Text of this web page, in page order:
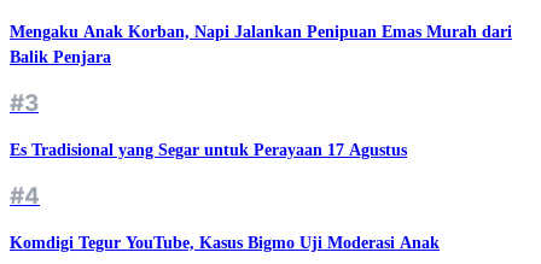
Mengaku Anak Korban, Napi Jalankan Penipuan Emas Murah dari
Balik Penjara
#3
Es Tradisional yang Segar untuk Perayaan 17 Agustus
#4
Komdigi Tegur YouTube, Kasus Bigmo Uji Moderasi Anak